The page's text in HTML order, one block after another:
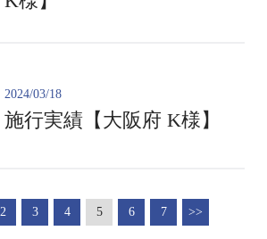
2024/03/18
施行実績【大阪府 K様】
2 3 4 5 6 7 >>